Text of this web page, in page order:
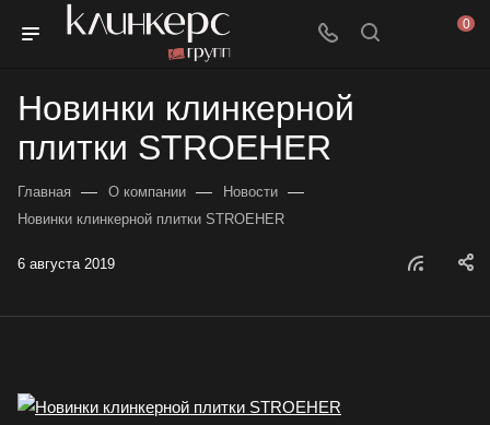
0
Новинки клинкерной
плитки STROEHER
Главная — О компании — Новости —
Новинки клинкерной плитки STROEHER
6 августа 2019